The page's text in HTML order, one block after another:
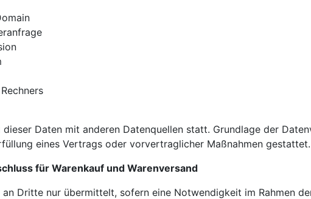
Daten mit anderen Datenquellen statt. Grundlage der
eines Vertrags oder vorvertraglicher Maßnahmen gestattet.
für Warenkauf und Warenversand
an Dritte nur übermittelt, sofern eine Notwendigkeit im Rahmen